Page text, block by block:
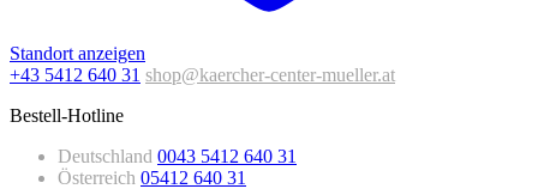
Standort anzeigen
+43 5412 640 31 shop@kaercher-center-mueller.at
Bestell-Hotline
Deutschland 0043 5412 640 31
Österreich 05412 640 31